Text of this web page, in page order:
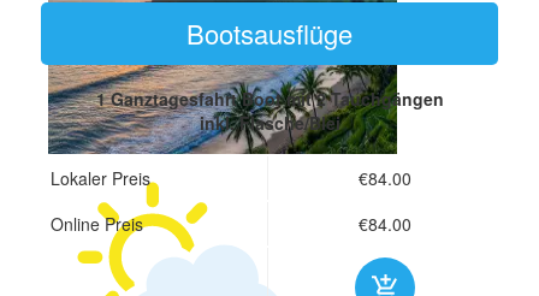
Bootsausflüge
1 Ganztagesfahrt Boot mit 2 Tauchgängen
inkl. Flasche/Blei
Lokaler Preis
€84.00
Online Preis
€84.00